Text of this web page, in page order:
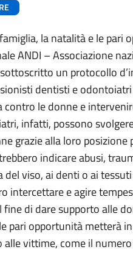
la natalità e le pari
ANDI – Associazione
un protocollo
dentisti e
contro le donne e
infatti, possono
grazie alla loro
indicare abusi,
del viso, ai denti o ai
intercettare e agire
fine di dare supporto alle
pari opportunità metterà
alle vittime, come il